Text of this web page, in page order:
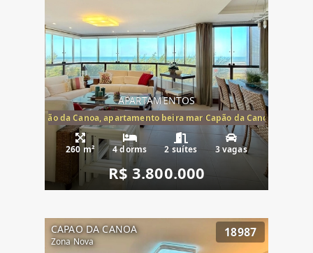
APARTAMENTOS
mar Capão da Canoa, apartamento beira mar Capão da Canoa,
260 m² 4 dorms 2 suítes 3 vagas
R$ 3.800.000
CAPAO DA CANOA
Zona Nova
18987